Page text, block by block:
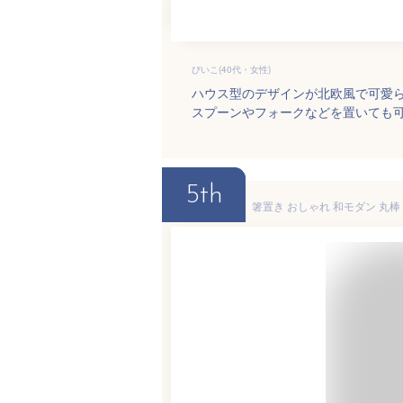
ぴいこ(40代・女性)
ハウス型のデザインが北欧風で可愛
スプーンやフォークなどを置いても
5th